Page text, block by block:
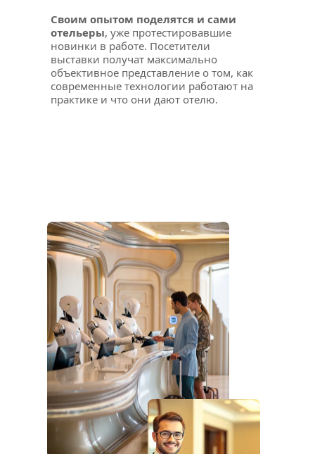
Своим опытом поделятся и сами
отельеры, уже протестировавшие
новинки в работе. Посетители
выставки получат максимально
объективное представление о том, как
современные технологии работают на
практике и что они дают отелю.